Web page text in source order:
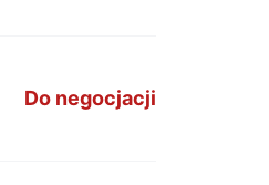
Do negocjacji